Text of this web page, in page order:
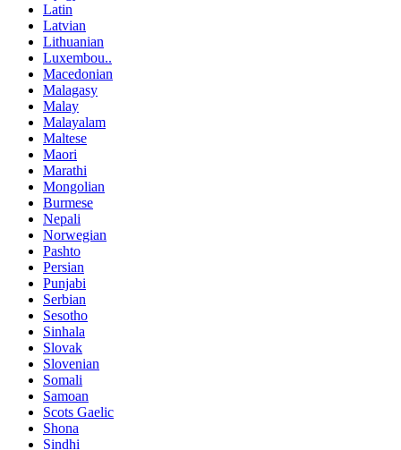
Latin
Latvian
Lithuanian
Luxembou..
Macedonian
Malagasy
Malay
Malayalam
Maltese
Maori
Marathi
Mongolian
Burmese
Nepali
Norwegian
Pashto
Persian
Punjabi
Serbian
Sesotho
Sinhala
Slovak
Slovenian
Somali
Samoan
Scots Gaelic
Shona
Sindhi